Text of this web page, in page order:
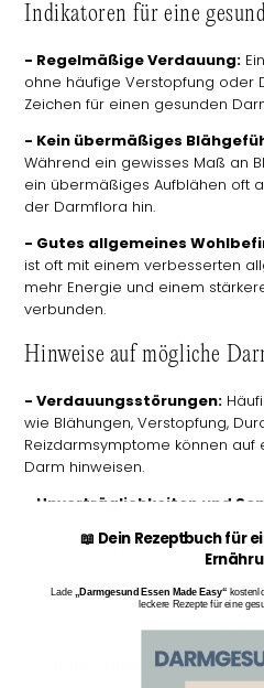
Indikatoren für eine
- Regelmäßige Verdauung:
ohne häufige Verstopfung oder
Zeichen für einen gesunden
- Kein übermäßiges
Während ein gewisses Maß an
ein übermäßiges Aufblähen oft
der Darmflora hin.
- Gutes allgemeines
ist oft mit einem verbesserten
mehr Energie und einem
verbunden.
Hinweise auf mögliche
- Verdauungsstörungen:
wie Blähungen, Verstopfung,
Reizdarmsymptome können auf
Darm hinweisen.
- Unverträglichkeiten und
Probleme im Darm sein.
- Häufige Infektionen und
Eine erhöhte Anfälligkeit für
beeinträchtigte
- Stimmungsschwankungen
📖 Dein Rezeptbuch für
Lade„Darmgesund Essen Made Easy“
leckere Rezepte für eine